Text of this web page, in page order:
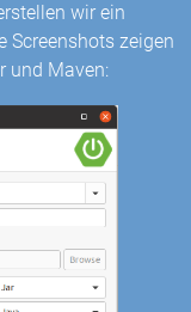
wir ein
Screenshots zeigen
und Maven: